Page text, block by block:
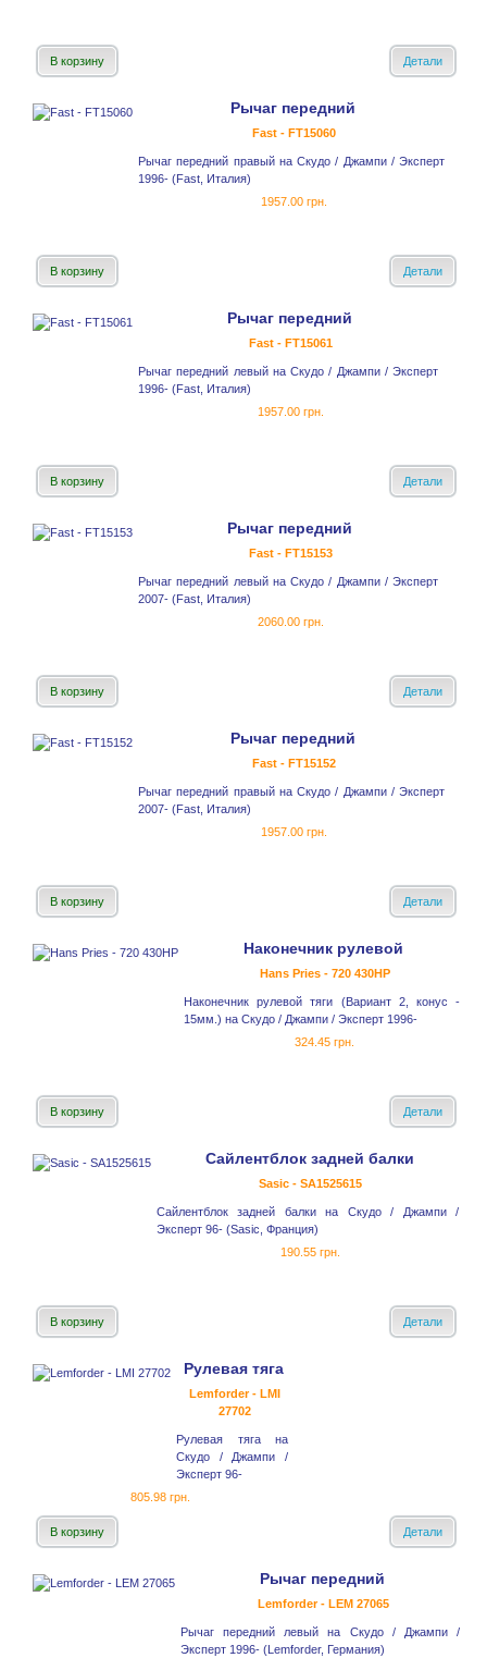
В корзину Детали
Рычаг передний
Fast - FT15060
Рычаг передний правый на Скудо / Джампи / Эксперт
1996- (Fast, Италия)
1957.00 грн.
В корзину Детали
Рычаг передний
Fast - FT15061
Рычаг передний левый на Скудо / Джампи / Эксперт
1996- (Fast, Италия)
1957.00 грн.
В корзину Детали
Рычаг передний
Fast - FT15153
Рычаг передний левый на Скудо / Джампи / Эксперт
2007- (Fast, Италия)
2060.00 грн.
В корзину Детали
Рычаг передний
Fast - FT15152
Рычаг передний правый на Скудо / Джампи / Эксперт
2007- (Fast, Италия)
1957.00 грн.
В корзину Детали
Наконечник рулевой
Hans Pries - 720 430HР
Наконечник рулевой тяги (Вариант 2, конус -
15мм.) на Скудо / Джампи / Эксперт 1996-
324.45 грн.
В корзину Детали
Сайлентблок задней балки
Sasic - SA1525615
Сайлентблок задней балки на Скудо / Джампи /
Эксперт 96- (Sasic, Франция)
190.55 грн.
В корзину Детали
Рулевая тяга
Lemforder - LMI
27702
Рулевая тяга на
Скудо / Джампи /
Эксперт 96-
805.98 грн.
В корзину Детали
Рычаг передний
Lemforder - LEM 27065
Рычаг передний левый на Скудо / Джампи /
Эксперт 1996- (Lemforder, Германия)